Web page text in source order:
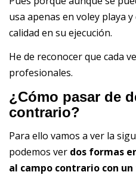
usa apenas en voley playa
calidad en su ejecución.
He de reconocer que cada
profesionales.
¿Cómo pasar de
contrario?
Para ello vamos a ver la
podemos ver dos formas
al campo contrario con